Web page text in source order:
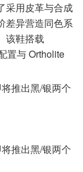
采用皮革与合成
差异营造同色系
该鞋搭载
置与 Ortholite